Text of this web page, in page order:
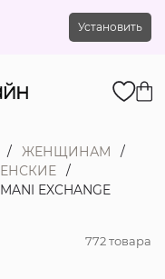
Установить
ЖЕНЩИНАМ
EXCHANGE
772 товара